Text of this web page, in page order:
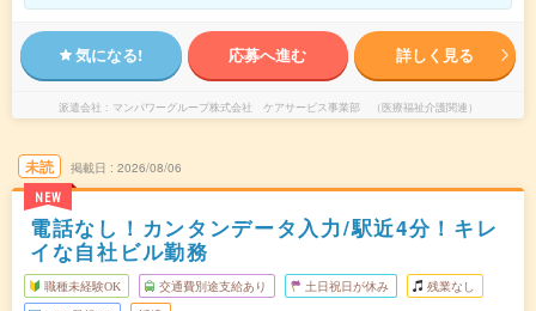
気になる! 応募へ進む 詳しく見る
派遣会社 マンパワーグループ株式会社 ケアサービス事業部 （医療福祉介護関連）
未読
NEW
掲載日 2026/08/06
電話なし！カンタンデータ入力/駅近4分！キレ
イな自社ビル勤務
職種未経験OK 交通費別途支給あり 土日祝日が休み 残業なし